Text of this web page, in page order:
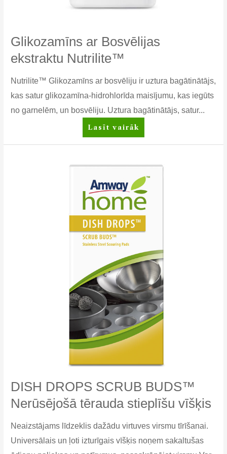
Glikozamīns ar Bosvēlijas
ekstraktu Nutrilite™
Nutrilite™ Glikozamīns ar bosvēliju ir uztura bagātinātājs,
kas satur glikozamīna-hidrohlorīda maisījumu, kas iegūts
no garnelēm, un bosvēliju. Uztura bagātinātājs, satur...
Glikozamīns
ar
Lasīt vairāk
DISH DROPS SCRUB BUDS™
Nerūsējošā tērauda stieplīšu vīšķis
Neaizstājams līdzeklis dažādu virtuves virsmu tīrīšanai.
Universālais un ļoti izturīgais vīšķis noņem sakaltušas